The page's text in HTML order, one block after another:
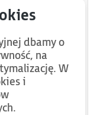
dbamy o
na
W
i